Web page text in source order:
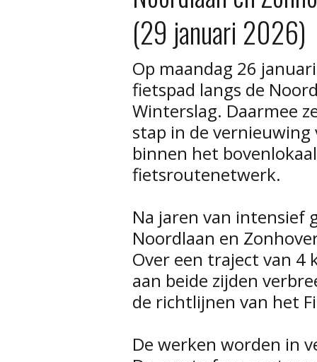
(29 januari 2026)
Op maandag 26
fietspad langs de
Winterslag. Daarmee
stap in de
binnen het
fietsroutenetwerk.
Na jaren van intensief
Noordlaan en
Over een traject van
aan beide zijden
de richtlijnen van het
De werken worden in